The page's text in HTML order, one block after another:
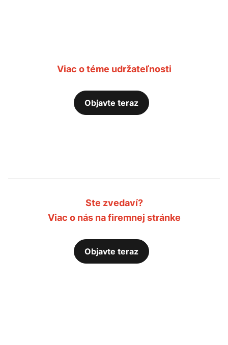
Viac o téme udržateľnosti
Objavte teraz
Ste zvedaví?
Viac o nás na firemnej stránke
Objavte teraz